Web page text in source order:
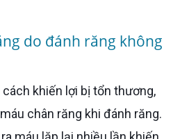
do đánh răng không
chân răng khi đánh răng.